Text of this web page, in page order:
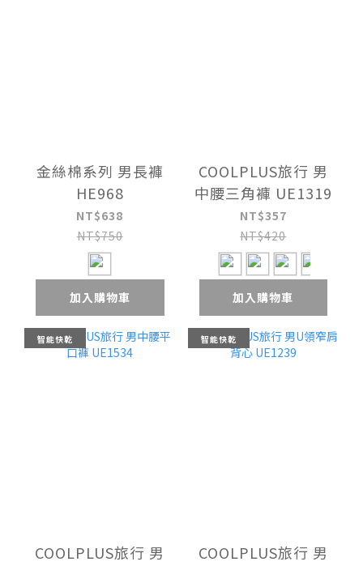
金絲棉系列 男長褲
HE968
NT$638
NT$750
加入購物車
COOLPLUS旅行 男
中腰三角褲 UE1319
NT$357
NT$420
加入購物車
智能快乾
COOLPLUS旅行 男
智能快乾
COOLPLUS旅行 男